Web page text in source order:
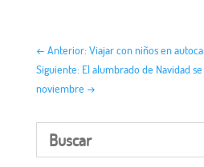
← Anterior: Viajar con niños en
Siguiente: El alumbrado de Navidad
noviembre →